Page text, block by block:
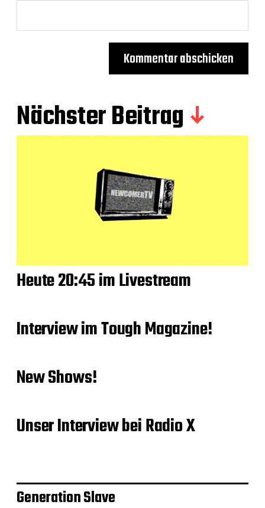
Nächster Beitrag
Heute 20:45 im Livestream
Interview im Tough Magazine!
New Shows!
Unser Interview bei Radio X
Generation Slave